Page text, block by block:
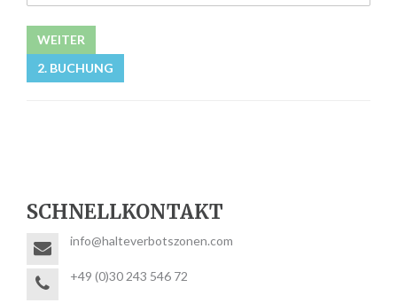
WEITER
2. BUCHUNG
SCHNELLKONTAKT
info@halteverbotszonen.com
+49 (0)30 243 546 72